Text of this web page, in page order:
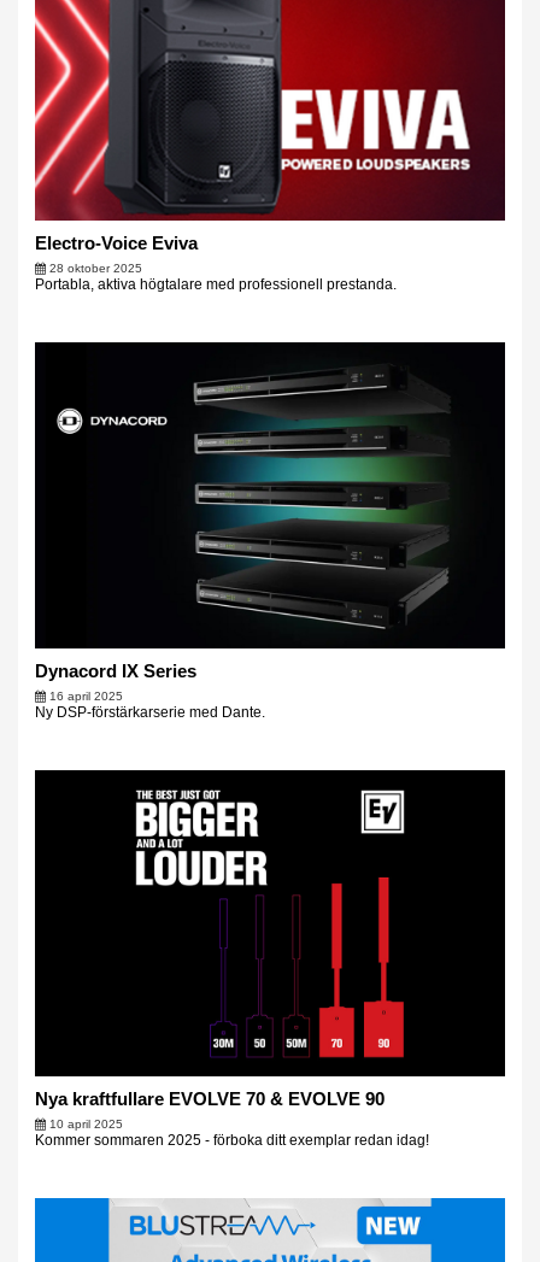
Electro-Voice Eviva
28 oktober 2025
Portabla, aktiva högtalare med professionell prestanda.
Dynacord IX Series
16 april 2025
Ny DSP-förstärkarserie med Dante.
Nya kraftfullare EVOLVE 70 & EVOLVE 90
10 april 2025
Kommer sommaren 2025 - förboka ditt exemplar redan idag!